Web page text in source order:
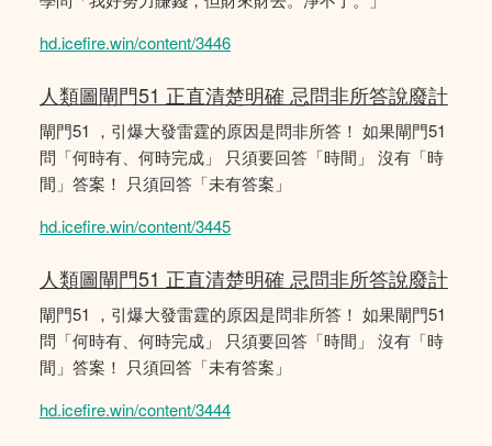
hd.icefire.win/content/3446
人類圖閘門51 正直清楚明確 忌問非所答說廢計
閘門51 ，引爆大發雷霆的原因是問非所答！ 如果閘門51
問「何時有、何時完成」 只須要回答「時間」 沒有「時
間」答案！ 只須回答「未有答案」
hd.icefire.win/content/3445
人類圖閘門51 正直清楚明確 忌問非所答說廢計
閘門51 ，引爆大發雷霆的原因是問非所答！ 如果閘門51
問「何時有、何時完成」 只須要回答「時間」 沒有「時
間」答案！ 只須回答「未有答案」
hd.icefire.win/content/3444